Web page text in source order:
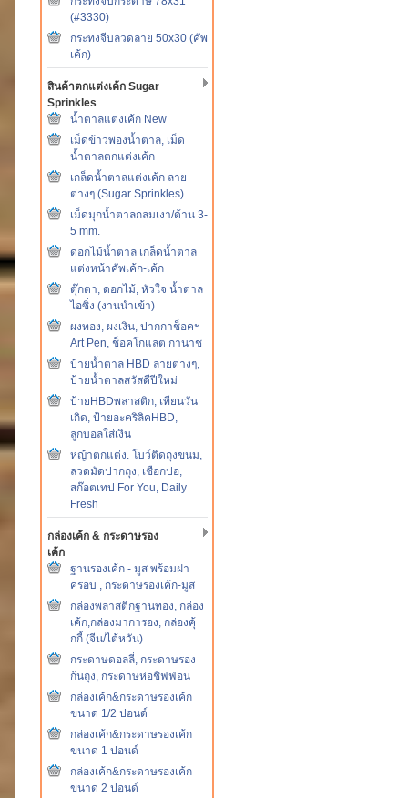
(#3330)
กระทงจีบลวดลาย 50x30 (คัพ
เค้ก)
สินค้าตกแต่งเค้ก Sugar
Sprinkles
น้ำตาลแต่งเค้ก New
เม็ดข้าวพองน้ำตาล, เม็ด
น้ำตาลตกแต่งเค้ก
เกล็ดน้ำตาลแต่งเค้ก ลาย
ต่างๆ (Sugar Sprinkles)
เม็ดมุกน้ำตาลกลมเงา/ด้าน 3-
5 mm.
ดอกไม้น้ำตาล เกล็ดน้ำตาล
แต่งหน้าคัพเค้ก-เค้ก
ตุ๊กตา, ดอกไม้, หัวใจ น้ำตาล
ไอซิ่ง (งานนำเข้า)
ผงทอง, ผงเงิน, ปากกาช็อคฯ
Art Pen, ช็อคโกแลต กานาช
ป้ายน้ำตาล HBD ลายต่างๆ,
ป้ายน้ำตาลสวัสดีปีใหม่
ป้ายHBDพลาสติก, เทียนวัน
เกิด, ป้ายอะคริลิคHBD,
ลูกบอลใส่เงิน
หญ้าตกแต่ง. โบว์ติดถุงขนม,
ลวดมัดปากถุง, เชือกปอ,
สก๊อตเทป For You, Daily
Fresh
กล่องเค้ก & กระดาษรอง
เค้ก
ฐานรองเค้ก - มูส พร้อมฝา
ครอบ , กระดาษรองเค้ก-มูส
กล่องพลาสติกฐานทอง, กล่อง
เค้ก,กล่องมาการอง, กล่องคุ้
กกี้ (จีน/ไต้หวัน)
กระดาษดอลลี่, กระดาษรอง
ก้นถุง, กระดาษห่อชิฟฟ่อน
กล่องเค้ก&กระดาษรองเค้ก
ขนาด 1/2 ปอนด์
กล่องเค้ก&กระดาษรองเค้ก
ขนาด 1 ปอนด์
กล่องเค้ก&กระดาษรองเค้ก
ขนาด 2 ปอนด์